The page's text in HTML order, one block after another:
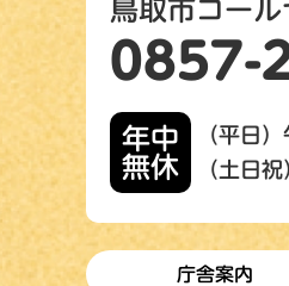
鳥取市コー
0857-
年中
無休
（平日
（土日
庁舎案内